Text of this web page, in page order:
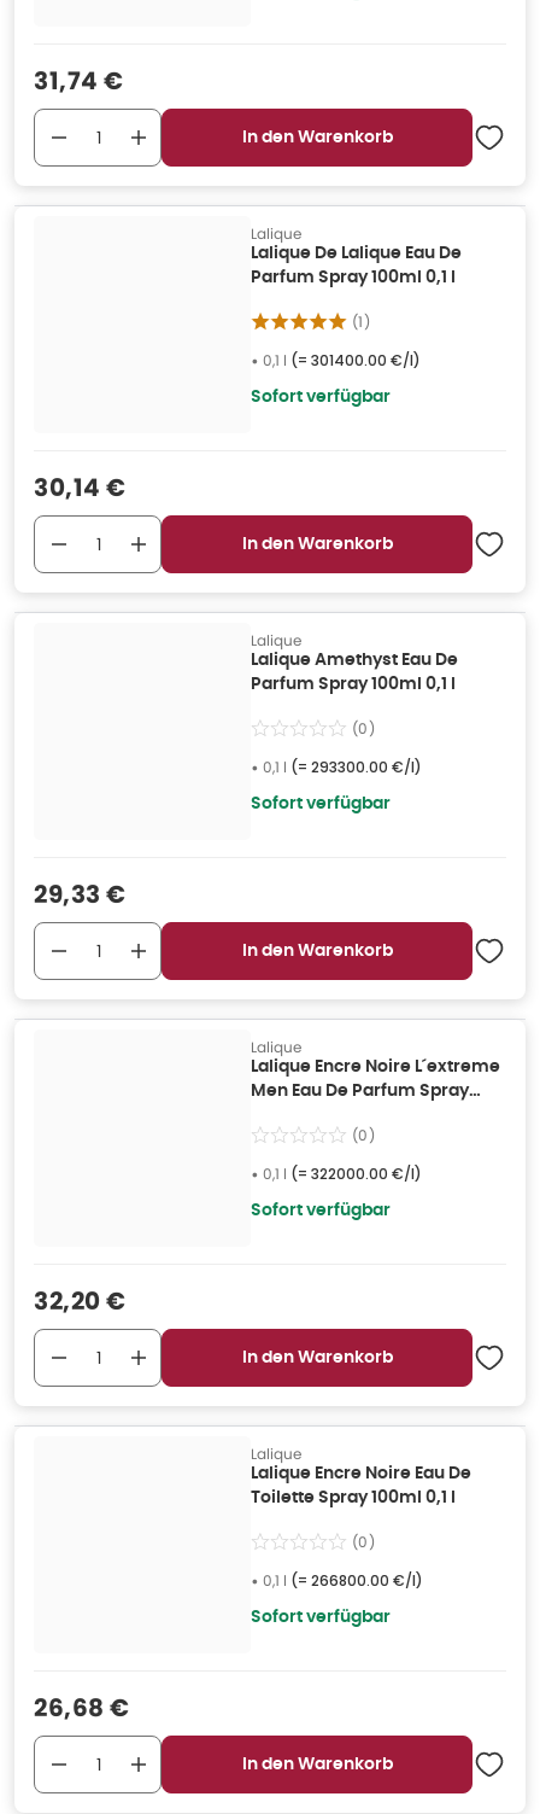
Verkaufspreis
31,74 €
In den Warenkorb
Lalique
Lalique De Lalique Eau De
Parfum Spray 100ml 0,1 l
(1)
• 0,1 l (= 301400.00 €/l)
Sofort verfügbar
Verkaufspreis
30,14 €
In den Warenkorb
Lalique
Lalique Amethyst Eau De
Parfum Spray 100ml 0,1 l
(0)
• 0,1 l (= 293300.00 €/l)
Sofort verfügbar
Verkaufspreis
29,33 €
In den Warenkorb
Lalique
Lalique Encre Noire L´extreme
Men Eau De Parfum Spray
(0)
• 0,1 l (= 322000.00 €/l)
Sofort verfügbar
Verkaufspreis
32,20 €
In den Warenkorb
Lalique
Lalique Encre Noire Eau De
Toilette Spray 100ml 0,1 l
(0)
• 0,1 l (= 266800.00 €/l)
Sofort verfügbar
Verkaufspreis
26,68 €
In den Warenkorb